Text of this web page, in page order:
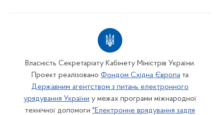
Власність Секретаріату Кабінету Міністрів України.
Проект реалізовано Фондом Східна Європа та
Державним агентством з питань електронного
урядування України у межах програми міжнародної
технічної допомоги "Електронне врядування задля